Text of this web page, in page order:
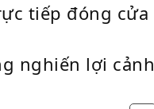
tiếp đóng
nghiến lợi